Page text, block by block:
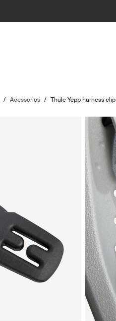
/ Acessórios / Thule Yepp harness clip